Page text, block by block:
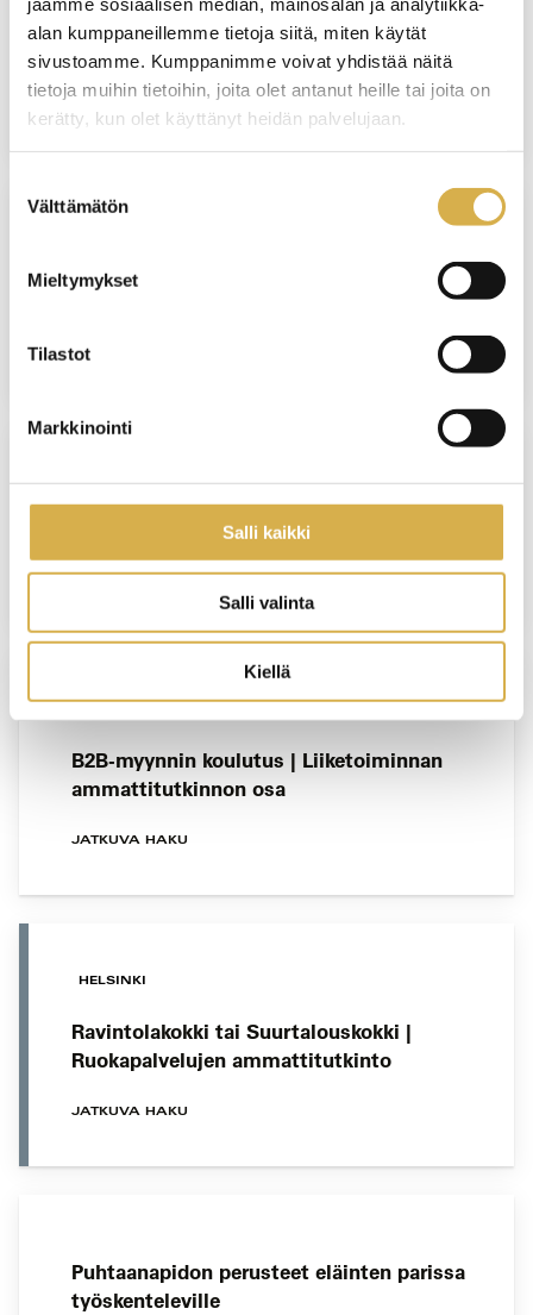
alan kumppaneillemme tietoja siitä, miten käytät
sivustoamme. Kumppanimme voivat yhdistää näitä
tietoja muihin tietoihin, joita olet antanut heille tai joita on
kerätty, kun olet käyttänyt heidän palvelujaan.
valinta
Välttämätön
Mieltymykset
Tilastot
Markkinointi
Salli kaikki
Salli valinta
Kiellä
Henkilöstöhallinnon osaamisala |
Liiketoiminnan erikoisammattitutkinto
JATKUVA HAKU
Matkailupalvelujen ammattitutkinto
Nepsytietoa koulujen työyhteisöille
B2B-myynnin koulutus | Liiketoiminnan
ammattitutkinnon osa
JATKUVA HAKU
HELSINKI
Ravintolakokki tai Suurtalouskokki |
Ruokapalvelujen ammattitutkinto
JATKUVA HAKU
Puhtaanapidon perusteet eläinten parissa
työskenteleville